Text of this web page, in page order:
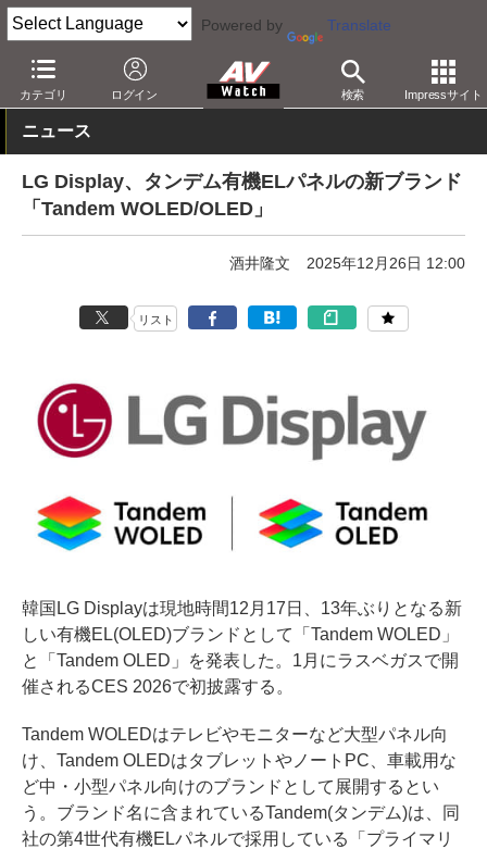
Powered by Translate
カテゴリ ログイン 検索 Impressサイト
AV Watch イベント 2026
ニュース
LG Display、タンデム有機ELパネルの新ブランド
「Tandem WOLED/OLED」
酒井隆文 2025年12月26日 12:00
リスト
韓国LG Displayは現地時間12月17日、13年ぶりとなる新
しい有機EL(OLED)ブランドとして「Tandem WOLED」
と「Tandem OLED」を発表した。1月にラスベガスで開
催されるCES 2026で初披露する。
Tandem WOLEDはテレビやモニターなど大型パネル向
け、Tandem OLEDはタブレットやノートPC、車載用な
ど中・小型パネル向けのブランドとして展開するとい
う。ブランド名に含まれているTandem(タンデム)は、同
社の第4世代有機ELパネルで採用している「プライマリ